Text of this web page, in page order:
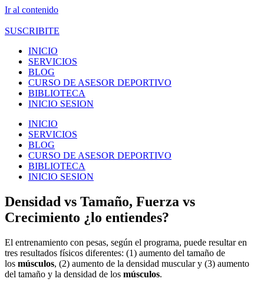
Ir al contenido
SUSCRIBITE
INICIO
SERVICIOS
BLOG
CURSO DE ASESOR DEPORTIVO
BIBLIOTECA
INICIO SESION
INICIO
SERVICIOS
BLOG
CURSO DE ASESOR DEPORTIVO
BIBLIOTECA
INICIO SESION
Densidad vs Tamaño, Fuerza vs
Crecimiento ¿lo entiendes?
El entrenamiento con pesas, según el programa, puede resultar en
tres resultados físicos diferentes: (1) aumento del tamaño de
los músculos, (2) aumento de la densidad muscular y (3) aumento
del tamaño y la densidad de los músculos.